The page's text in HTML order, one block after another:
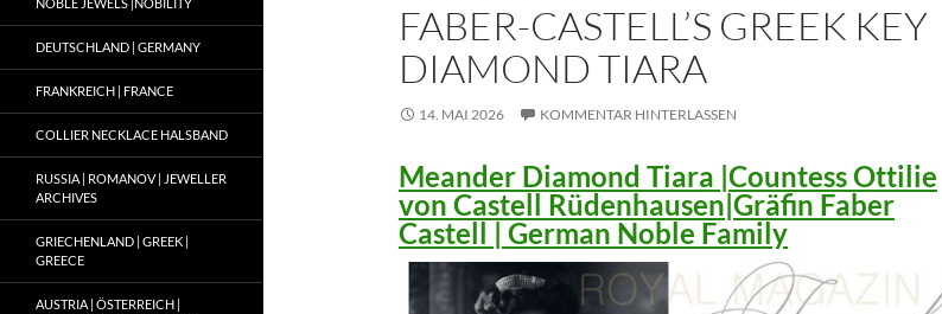
FABER-CASTELL’S GREEK KEY
DIAMOND TIARA
14. MAI 2026 KOMMENTAR HINTERLASSEN
Meander Diamond Tiara |Countess Ottilie
von Castell Rüdenhausen|Gräfin Faber
Castell | German Noble Family
DEUTSCHLAND | GERMANY
FRANKREICH | FRANCE
COLLIER NECKLACE HALSBAND
RUSSIA | ROMANOV | JEWELLER
ARCHIVES
GRIECHENLAND | GREEK |
GREECE
AUSTRIA | ÖSTERREICH |